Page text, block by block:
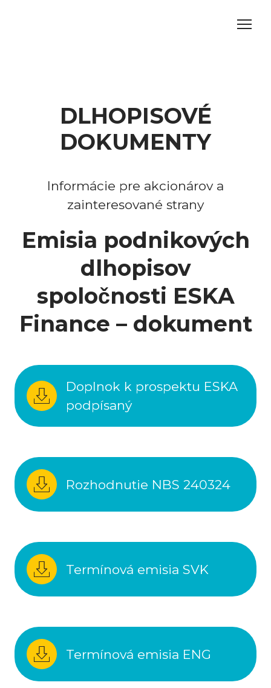
DLHOPISOVÉ
DOKUMENTY
Informácie pre akcionárov a
zainteresované strany
Emisia podnikových
dlhopisov
spoločnosti ESKA
Finance – dokument
Doplnok k prospektu ESKA
podpísaný
Rozhodnutie NBS 240324
Termínová emisia SVK
Termínová emisia ENG